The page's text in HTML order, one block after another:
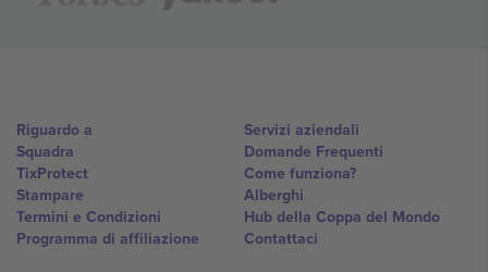
Riguardo a
Squadra
TixProtect
Stampare
Termini e Condizioni
Programma di affiliazione
Servizi aziendali
Domande Frequenti
Come funziona?
Alberghi
Hub della Coppa del Mondo
Contattaci